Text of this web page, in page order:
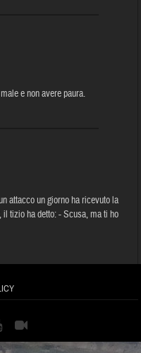
e non avere paura.
attacco un giorno ha ricevuto la
il tizio ha detto: - Scusa, ma ti ho